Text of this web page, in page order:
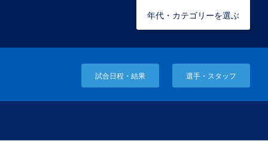
年代・カテゴリーを選ぶ
試合日程・結果 選手・スタッフ